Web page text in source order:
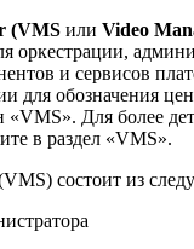
(VMS или Video
оркестрации,
и сервисов
для обозначения
«VMS». Для более
в раздел «VMS».
состоит из